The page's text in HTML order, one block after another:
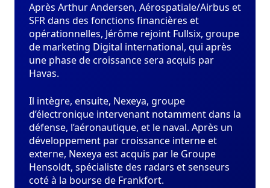
Après Arthur Andersen, Aérospatiale/Airbus et
SFR dans des fonctions financières et
opérationnelles, Jérôme rejoint Fullsix, groupe
de marketing Digital international, qui après
une phase de croissance sera acquis par
Havas.
Il intègre, ensuite, Nexeya, groupe
d’électronique intervenant notamment dans la
défense, l’aéronautique, et le naval. Après un
développement par croissance interne et
externe, Nexeya est acquis par le Groupe
Hensoldt, spécialiste des radars et senseurs
coté à la bourse de Frankfort.